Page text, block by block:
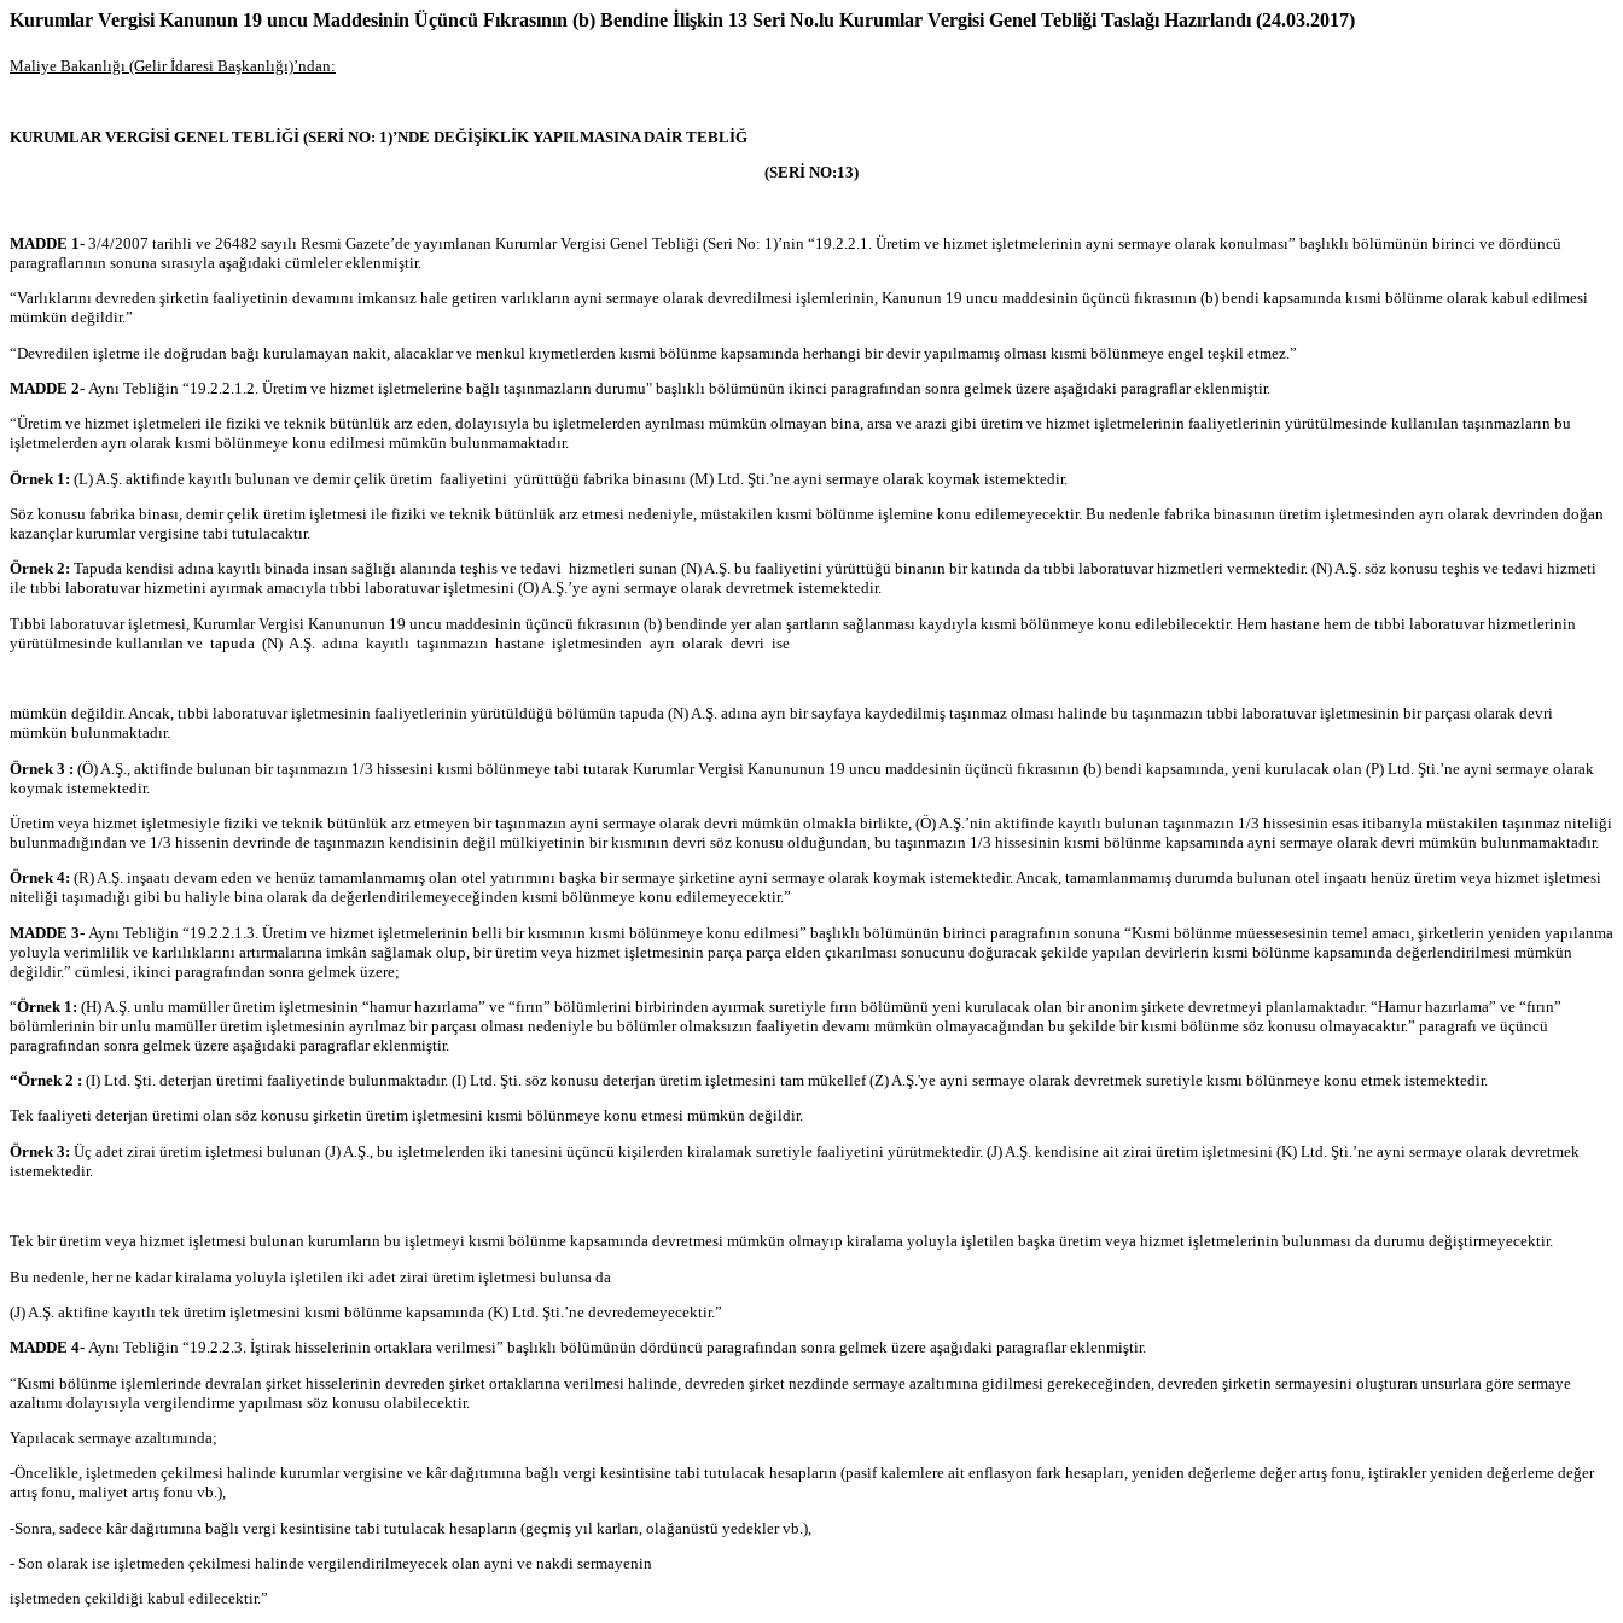
Kurumlar Vergisi Kanunun 19 uncu Maddesinin Üçüncü Fıkrasının (b) Bendine İlişkin 13 Seri No.lu Kurumlar Vergisi Genel Tebliği Taslağı Hazırlandı (24.03.2017)
Maliye Bakanlığı (Gelir İdaresi Başkanlığı)’ndan:
KURUMLAR VERGİSİ GENEL TEBLİĞİ (SERİ NO: 1)’NDE DEĞİŞİKLİK YAPILMASINA DAİR TEBLİĞ
(SERİ NO:13)
MADDE 1- 3/4/2007 tarihli ve 26482 sayılı Resmi Gazete’de yayımlanan Kurumlar Vergisi Genel Tebliği (Seri No: 1)’nin “19.2.2.1. Üretim ve hizmet işletmelerinin ayni sermaye olarak konulması” başlıklı bölümünün birinci ve dördüncü
paragraflarının sonuna sırasıyla aşağıdaki cümleler eklenmiştir.
“Varlıklarını devreden şirketin faaliyetinin devamını imkansız hale getiren varlıkların ayni sermaye olarak devredilmesi işlemlerinin, Kanunun 19 uncu maddesinin üçüncü fıkrasının (b) bendi kapsamında kısmi bölünme olarak kabul edilmesi
mümkün değildir.”
“Devredilen işletme ile doğrudan bağı kurulamayan nakit, alacaklar ve menkul kıymetlerden kısmi bölünme kapsamında herhangi bir devir yapılmamış olması kısmi bölünmeye engel teşkil etmez.”
MADDE 2- Aynı Tebliğin “19.2.2.1.2. Üretim ve hizmet işletmelerine bağlı taşınmazların durumu" başlıklı bölümünün ikinci paragrafından sonra gelmek üzere aşağıdaki paragraflar eklenmiştir.
“Üretim ve hizmet işletmeleri ile fiziki ve teknik bütünlük arz eden, dolayısıyla bu işletmelerden ayrılması mümkün olmayan bina, arsa ve arazi gibi üretim ve hizmet işletmelerinin faaliyetlerinin yürütülmesinde kullanılan taşınmazların bu
işletmelerden ayrı olarak kısmi bölünmeye konu edilmesi mümkün bulunmamaktadır.
Örnek 1: (L) A.Ş. aktifinde kayıtlı bulunan ve demir çelik üretim faaliyetini yürüttüğü fabrika binasını (M) Ltd. Şti.’ne ayni sermaye olarak koymak istemektedir.
Söz konusu fabrika binası, demir çelik üretim işletmesi ile fiziki ve teknik bütünlük arz etmesi nedeniyle, müstakilen kısmi bölünme işlemine konu edilemeyecektir. Bu nedenle fabrika binasının üretim işletmesinden ayrı olarak devrinden doğan
kazançlar kurumlar vergisine tabi tutulacaktır.
Örnek 2: Tapuda kendisi adına kayıtlı binada insan sağlığı alanında teşhis ve tedavi hizmetleri sunan (N) A.Ş. bu faaliyetini yürüttüğü binanın bir katında da tıbbi laboratuvar hizmetleri vermektedir. (N) A.Ş. söz konusu teşhis ve tedavi hizmeti
ile tıbbi laboratuvar hizmetini ayırmak amacıyla tıbbi laboratuvar işletmesini (O) A.Ş.’ye ayni sermaye olarak devretmek istemektedir.
Tıbbi laboratuvar işletmesi, Kurumlar Vergisi Kanununun 19 uncu maddesinin üçüncü fıkrasının (b) bendinde yer alan şartların sağlanması kaydıyla kısmi bölünmeye konu edilebilecektir. Hem hastane hem de tıbbi laboratuvar hizmetlerinin
yürütülmesinde kullanılan ve tapuda (N) A.Ş. adına kayıtlı taşınmazın hastane işletmesinden ayrı olarak devri ise
mümkün değildir. Ancak, tıbbi laboratuvar işletmesinin faaliyetlerinin yürütüldüğü bölümün tapuda (N) A.Ş. adına ayrı bir sayfaya kaydedilmiş taşınmaz olması halinde bu taşınmazın tıbbi laboratuvar işletmesinin bir parçası olarak devri
mümkün bulunmaktadır.
Örnek 3 : (Ö) A.Ş., aktifinde bulunan bir taşınmazın 1/3 hissesini kısmi bölünmeye tabi tutarak Kurumlar Vergisi Kanununun 19 uncu maddesinin üçüncü fıkrasının (b) bendi kapsamında, yeni kurulacak olan (P) Ltd. Şti.’ne ayni sermaye olarak
koymak istemektedir.
Üretim veya hizmet işletmesiyle fiziki ve teknik bütünlük arz etmeyen bir taşınmazın ayni sermaye olarak devri mümkün olmakla birlikte, (Ö) A.Ş.’nin aktifinde kayıtlı bulunan taşınmazın 1/3 hissesinin esas itibarıyla müstakilen taşınmaz niteliği
bulunmadığından ve 1/3 hissenin devrinde de taşınmazın kendisinin değil mülkiyetinin bir kısmının devri söz konusu olduğundan, bu taşınmazın 1/3 hissesinin kısmi bölünme kapsamında ayni sermaye olarak devri mümkün bulunmamaktadır.
Örnek 4: (R) A.Ş. inşaatı devam eden ve henüz tamamlanmamış olan otel yatırımını başka bir sermaye şirketine ayni sermaye olarak koymak istemektedir. Ancak, tamamlanmamış durumda bulunan otel inşaatı henüz üretim veya hizmet işletmesi
niteliği taşımadığı gibi bu haliyle bina olarak da değerlendirilemeyeceğinden kısmi bölünmeye konu edilemeyecektir.”
MADDE 3- Aynı Tebliğin “19.2.2.1.3. Üretim ve hizmet işletmelerinin belli bir kısmının kısmi bölünmeye konu edilmesi” başlıklı bölümünün birinci paragrafının sonuna “Kısmi bölünme müessesesinin temel amacı, şirketlerin yeniden yapılanma
yoluyla verimlilik ve karlılıklarını artırmalarına imkân sağlamak olup, bir üretim veya hizmet işletmesinin parça parça elden çıkarılması sonucunu doğuracak şekilde yapılan devirlerin kısmi bölünme kapsamında değerlendirilmesi mümkün
değildir.” cümlesi, ikinci paragrafından sonra gelmek üzere;
“Örnek 1: (H) A.Ş. unlu mamüller üretim işletmesinin “hamur hazırlama” ve “fırın” bölümlerini birbirinden ayırmak suretiyle fırın bölümünü yeni kurulacak olan bir anonim şirkete devretmeyi planlamaktadır. “Hamur hazırlama” ve “fırın”
bölümlerinin bir unlu mamüller üretim işletmesinin ayrılmaz bir parçası olması nedeniyle bu bölümler olmaksızın faaliyetin devamı mümkün olmayacağından bu şekilde bir kısmi bölünme söz konusu olmayacaktır.” paragrafı ve üçüncü
paragrafından sonra gelmek üzere aşağıdaki paragraflar eklenmiştir.
“Örnek 2 : (I) Ltd. Şti. deterjan üretimi faaliyetinde bulunmaktadır. (I) Ltd. Şti. söz konusu deterjan üretim işletmesini tam mükellef (Z) A.Ş.'ye ayni sermaye olarak devretmek suretiyle kısmı bölünmeye konu etmek istemektedir.
Tek faaliyeti deterjan üretimi olan söz konusu şirketin üretim işletmesini kısmi bölünmeye konu etmesi mümkün değildir.
Örnek 3: Üç adet zirai üretim işletmesi bulunan (J) A.Ş., bu işletmelerden iki tanesini üçüncü kişilerden kiralamak suretiyle faaliyetini yürütmektedir. (J) A.Ş. kendisine ait zirai üretim işletmesini (K) Ltd. Şti.’ne ayni sermaye olarak devretmek
istemektedir.
Tek bir üretim veya hizmet işletmesi bulunan kurumların bu işletmeyi kısmi bölünme kapsamında devretmesi mümkün olmayıp kiralama yoluyla işletilen başka üretim veya hizmet işletmelerinin bulunması da durumu değiştirmeyecektir.
Bu nedenle, her ne kadar kiralama yoluyla işletilen iki adet zirai üretim işletmesi bulunsa da
(J) A.Ş. aktifine kayıtlı tek üretim işletmesini kısmi bölünme kapsamında (K) Ltd. Şti.’ne devredemeyecektir.”
MADDE 4- Aynı Tebliğin “19.2.2.3. İştirak hisselerinin ortaklara verilmesi” başlıklı bölümünün dördüncü paragrafından sonra gelmek üzere aşağıdaki paragraflar eklenmiştir.
“Kısmi bölünme işlemlerinde devralan şirket hisselerinin devreden şirket ortaklarına verilmesi halinde, devreden şirket nezdinde sermaye azaltımına gidilmesi gerekeceğinden, devreden şirketin sermayesini oluşturan unsurlara göre sermaye
azaltımı dolayısıyla vergilendirme yapılması söz konusu olabilecektir.
Yapılacak sermaye azaltımında;
-Öncelikle, işletmeden çekilmesi halinde kurumlar vergisine ve kâr dağıtımına bağlı vergi kesintisine tabi tutulacak hesapların (pasif kalemlere ait enflasyon fark hesapları, yeniden değerleme değer artış fonu, iştirakler yeniden değerleme değer
artış fonu, maliyet artış fonu vb.),
-Sonra, sadece kâr dağıtımına bağlı vergi kesintisine tabi tutulacak hesapların (geçmiş yıl karları, olağanüstü yedekler vb.),
- Son olarak ise işletmeden çekilmesi halinde vergilendirilmeyecek olan ayni ve nakdi sermayenin
işletmeden çekildiği kabul edilecektir.”